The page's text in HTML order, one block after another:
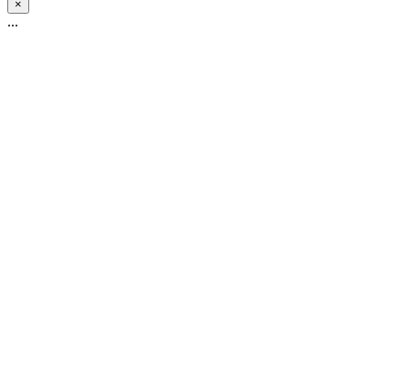
×
...